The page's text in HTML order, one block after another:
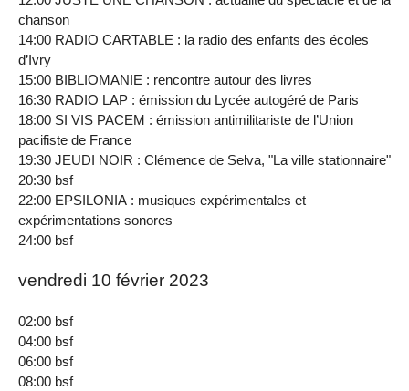
chanson
14:00 RADIO CARTABLE : la radio des enfants des écoles
d’Ivry
15:00 BIBLIOMANIE : rencontre autour des livres
16:30 RADIO LAP : émission du Lycée autogéré de Paris
18:00 SI VIS PACEM : émission antimilitariste de l’Union
pacifiste de France
19:30 JEUDI NOIR : Clémence de Selva, "La ville stationnaire"
20:30 bsf
22:00 EPSILONIA : musiques expérimentales et
expérimentations sonores
24:00 bsf
vendredi 10 février 2023
02:00 bsf
04:00 bsf
06:00 bsf
08:00 bsf